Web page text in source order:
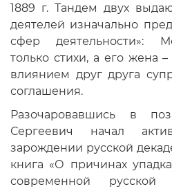
1889 г. Тандем двух
деятелей изначально
сфер деятельности»:
только стихи, а его жена
влиянием друг друга
соглашения.
Разочаровавшись в
Сергеевич начал
зарождении русской
книга «О причинах
современной русской